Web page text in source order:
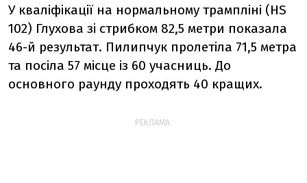
У кваліфікації на нормальному трампліні (HS
102) Глухова зі стрибком 82,5 метри показала
46-й результат. Пилипчук пролетіла 71,5 метра
та посіла 57 місце із 60 учасниць. До
основного раунду проходять 40 кращих.
РЕКЛАМА: